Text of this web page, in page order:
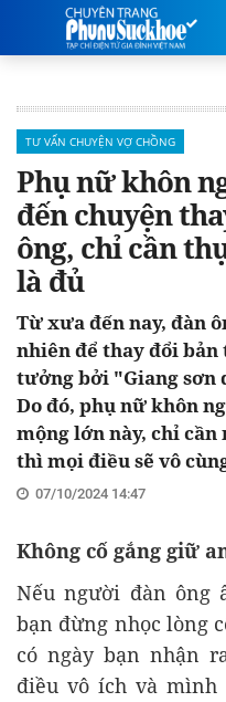
TƯ VẤN CHUYỆN VỢ CHỒNG
Phụ nữ khôn
đến chuyện
ông, chỉ cần
là đủ
Từ xưa đến nay, đàn
nhiên để thay đổi
tưởng bởi "Giang sơn
Do đó, phụ nữ khôn
mộng lớn này, chỉ
thì mọi điều sẽ vô
07/10/2024 14:47
Không cố gắng giữ
Nếu người đàn ông
bạn đừng nhọc lòng
có ngày bạn nhận
điều vô ích và